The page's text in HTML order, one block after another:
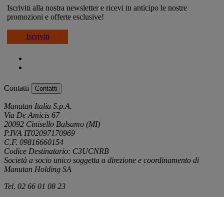
Iscriviti alla nostra newsletter e ricevi in anticipo le nostre
promozioni e offerte esclusive!
Iscriviti
Contatti Contatti
Manutan Italia S.p.A.
Via De Amicis 67
20092 Cinisello Balsamo (MI)
P.IVA IT02097170969
C.F. 09816660154
Codice Destinatario: C3UCNRB
Società a socio unico soggetta a direzione e coordinamento di
Manutan Holding SA
Tel. 02 66 01 08 23